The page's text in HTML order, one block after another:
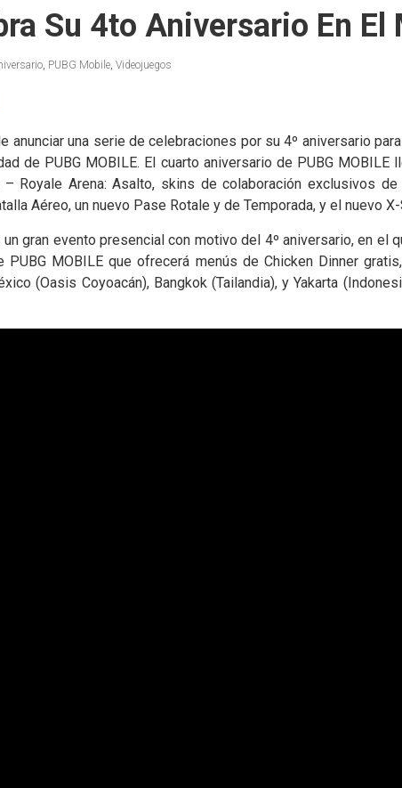
Su 4to Aniversario En El
, PUBG Mobile, Videojuegos
anunciar una serie de celebraciones por su 4º aniversario
de PUBG MOBILE. El cuarto aniversario de PUBG
Royale Arena: Asalto, skins de colaboración exclusivos
Aéreo, un nuevo Pase Rotale y de Temporada, y el nuevo
gran evento presencial con motivo del 4º aniversario, en el
MOBILE que ofrecerá menús de Chicken Dinner
(Oasis Coyoacán), Bangkok (Tailandia), y Yakarta